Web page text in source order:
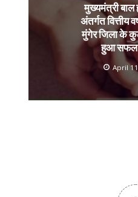
मुख्यमंत्री
अंतर्गत वित्तीय
मुंगेर जिला के
हुआ
April